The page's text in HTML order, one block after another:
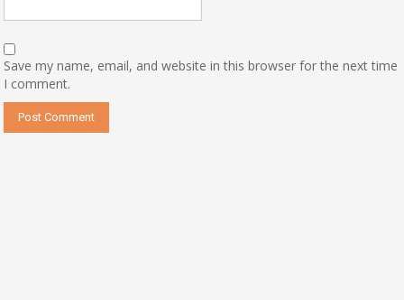
Save my name, email, and website in this browser for the next time
I comment.